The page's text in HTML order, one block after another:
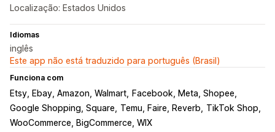
Localização: Estados Unidos
Idiomas
inglês
Este app não está traduzido para português (Brasil)
Funciona com
Etsy, Ebay, Amazon, Walmart
Facebook, Meta, Shopee
Google Shopping, Square
Temu, Faire, Reverb
TikTok Shop
WooCommerce, BigCommerce, WIX